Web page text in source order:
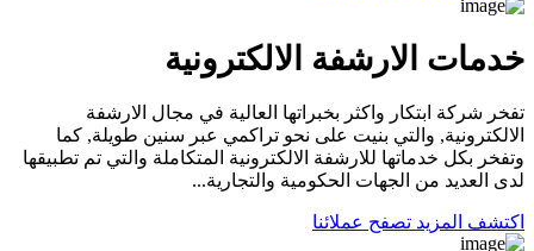
خدمات الارشفة الالكترونية
تفخر شركة ابتكار واكثر بخبراتها العالية في مجال الارشفة
الالكترونية, والتي بنيت على نحو تراكمي عبر سنين طويلة, كما
وتفخر بكل خدماتها للارشفة الالكترونية المتكاملة والتي تم تطبيقها
لدى العديد من الجهات الحكومية والتجارية...
اكتشف المزيد تصفح عملائنا